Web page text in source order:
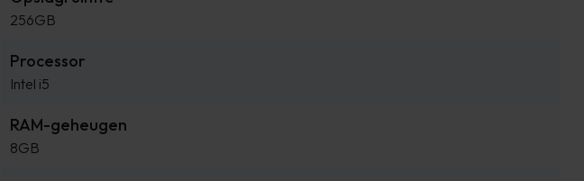
256GB
Processor
Intel i5
RAM-geheugen
8GB